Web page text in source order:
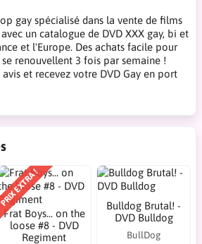
gay spécialisé dans la vente de films
un catalogue de DVD XXX gay, bi et
et l'Europe. Des achats facile pour
se renouvellent 3 fois par semaine !
et recevez votre DVD Gay en port
EXTRA !
Frat Boys... on the
loose #8 - DVD
Regiment
Bulldog Brutal! -
DVD Bulldog
BullDog